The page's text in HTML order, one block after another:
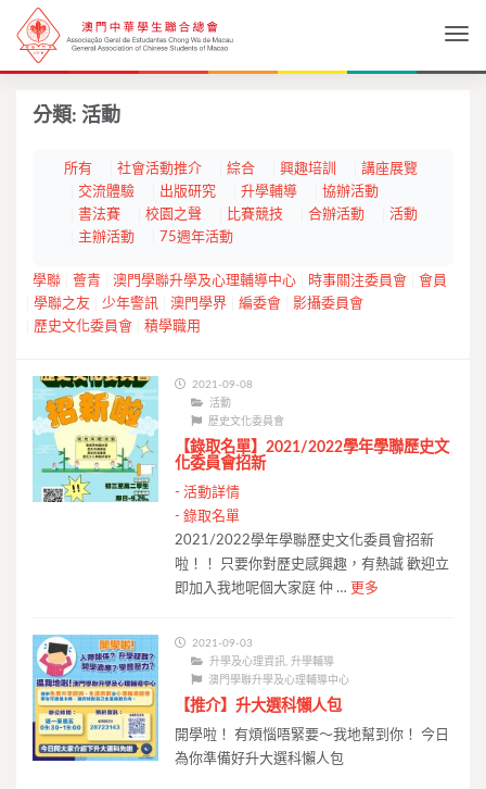
分類: 活動
所有 社會活動推介 綜合 興趣培訓
講座展覽
交流體驗
出版研究 升學輔導
協辦活動
書法賽
校園之聲 比賽競技 合辦活動
活動
主辦活動
75週年活動
學聯 薈青 澳門學聯升學及心理輔導中心 時事關注委員會
會員
學聯之友
少年警訊 澳門學界 編委會
影攝委員會
歷史文化委員會
積學職用
2021-09-08
活動
歷史文化委員會
【錄取名單】2021/2022學年學聯歷史文
化委員會招新
- 活動詳情
- 錄取名單
2021/2022學年學聯歷史文化委員會招新
啦！！ 只要你對歷史感興趣，有熱誠 歡迎立
即加入我地呢個大家庭 仲 … 更多
2021-09-03
升學及心理資訊,升學輔導
澳門學聯升學及心理輔導中心
【推介】升大選科懶人包
開學啦！ 有煩惱唔緊要～我地幫到你！ 今日
為你準備好升大選科懶人包